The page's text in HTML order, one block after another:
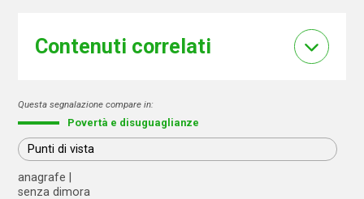
Contenuti correlati
Questa segnalazione compare in:
Povertà e disuguaglianze
Punti di vista
anagrafe
senza dimora